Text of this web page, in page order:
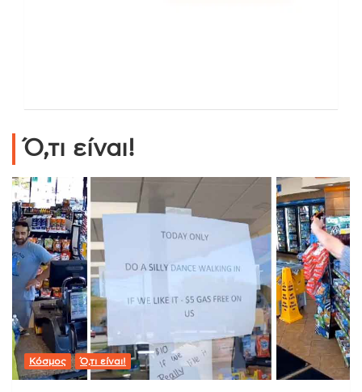
Ό,τι είναι!
Κόσμος Ό,τι είναι!